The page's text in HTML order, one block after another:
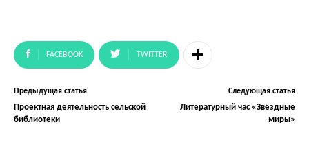
FACEBOOK TWITTER
Предыдущая статья
Проектная деятельность сельской
библиотеки
Следующая статья
Литературный час «Звёздные
миры»